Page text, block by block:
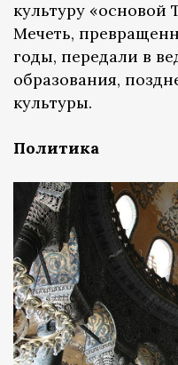
культуру «основой
Мечеть,
годы, передали в
образования,
культуры.
Политика